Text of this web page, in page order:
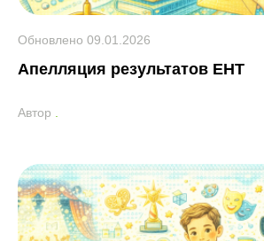
Обновлено 09.01.2026
Апелляция результатов ЕНТ
Автор